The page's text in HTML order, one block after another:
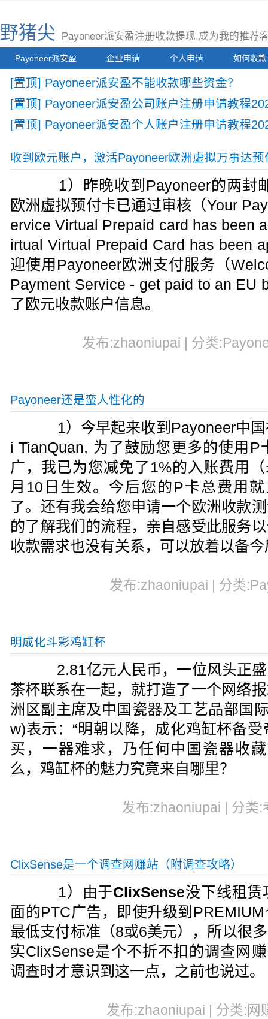
野猪尖 Payoneer派安盈注册收款提现,成为我的推荐
Payoneer派安盈 企业申请 个人申请 如何收款
[置顶] Payoneer派安盈不能收款哪些资金？
[置顶] Payoneer派安盈公司账户注册申请教程
[置顶] Payoneer派安盈个人账户注册申请教程
收到欧元账户，激活Payoneer欧洲虚拟万事达预
1）昨晚收到Payoneer的两封
欧洲虚拟预付卡已通过审核（Your
ervice Virtual Prepaid card has been
irtual Virtual Prepaid Card has been
迎使用Payoneer欧洲支付服务（
Payment Service - get paid to an EU
了欧元收款账户信息。
发布:zhaoniupai | 分类
Payoneer还是蛮人性化的
1）今早起来收到Payoneer中国
i TianQuan, 为了鼓励您更多的使用
广，我已为您减免了1%的入账费用
月10日生效。今后您的P卡总费用
了。还有我会给您申请一个欧洲收款
的了解我们的流程，亲自感受此服务
收款需求也没有关系，可以放着以备
发布:zhaoniupai | 分类
明成化斗彩鸡缸杯
2.81亿元人民币，一位风头正盛
茶杯联系在一起，就打造了一个网络
洲区副主席及中国瓷器及工艺品部国
w)表示：“明朝以降，成化鸡缸杯备
买，一器难求，乃任何中国瓷器收
么，鸡缸杯的魅力究竟来自哪里？
发布:zhaoniupai | 分类
ClixSense是一个调查网赚站（附调查攻略）
1）由于ClixSense没下线租赁
面的PTC广告，即使升级到
最低支付标准（8或6美元），所以很
实ClixSense是个不折不扣的调查网
调查时才意识到这一点，之前也说过。
发布:zhaoniupai | 分类:网